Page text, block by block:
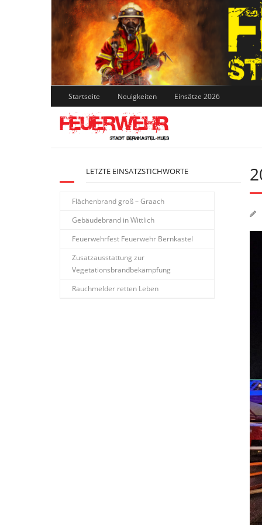
Skip
to
content
Startseite Neuigkeiten Einsätze 2026
LETZTE EINSATZSTICHWORTE
Flächenbrand groß – Graach
Gebäudebrand in Wittlich
Feuerwehrfest Feuerwehr Bernkastel
Zusatzausstattung zur
Vegetationsbrandbekämpfung
Rauchmelder retten Leben